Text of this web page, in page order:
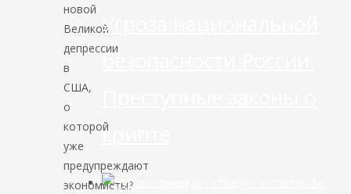
новой
Великой
депрессии
в
США,
о
которой
уже
предупреждают
экономисты?
Угроза национальной
безопасности России.
крипте